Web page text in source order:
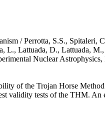
/ Perrotta, S.S.,
Lattuada, D., Lattuada,
Nuclear
of the Trojan Horse
validity tests of the THM.